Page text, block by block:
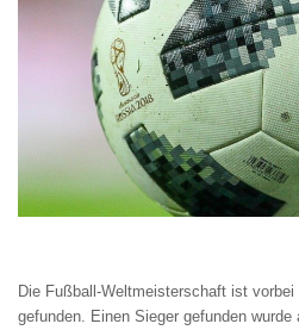
Die Fußball-Weltmeisterschaft ist
gefunden. Einen Sieger gefunden wurde